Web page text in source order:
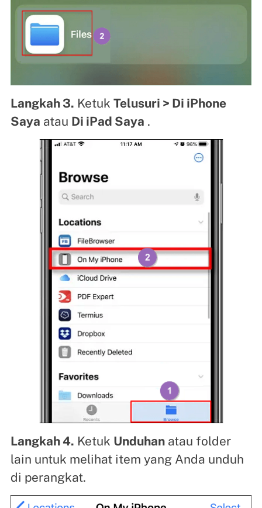
Langkah 3. Ketuk Telusuri > Di iPhone
Saya atau Di iPad Saya .
Langkah 4. Ketuk Unduhanatau folder
lain untuk melihat item yang Anda unduh
di perangkat.